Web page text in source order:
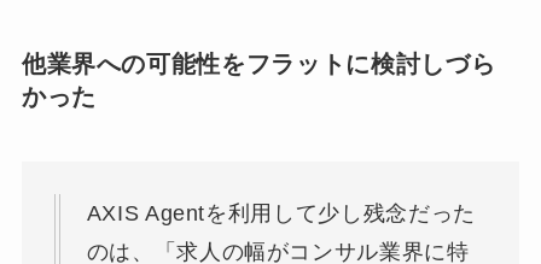
他業界への可能性をフラットに検討しづら
かった
AXIS Agentを利用して少し残念だった
のは、「求人の幅がコンサル業界に特